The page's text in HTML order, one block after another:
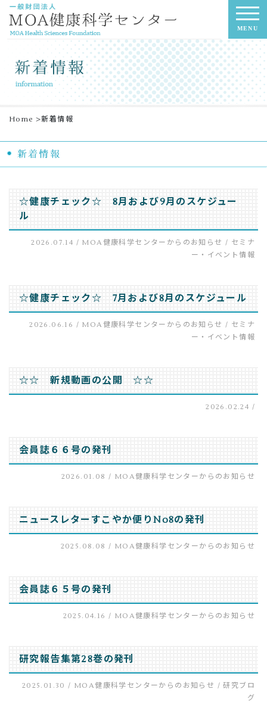
MENU
Home >新着情報
☆健康チェック☆ 8月および9月のスケジュー
ル
2026.07.14 / MOA健康科学センターからのお知らせ / セミナ
ー・イベント情報
☆健康チェック☆ 7月および8月のスケジュール
2026.06.16 / MOA健康科学センターからのお知らせ / セミナ
ー・イベント情報
☆☆ 新規動画の公開 ☆☆
2026.02.24 /
会員誌６６号の発刊
2026.01.08 / MOA健康科学センターからのお知らせ
ニュースレターすこやか便りNo8の発刊
2025.08.08 / MOA健康科学センターからのお知らせ
会員誌６５号の発刊
2025.04.16 / MOA健康科学センターからのお知らせ
研究報告集第28巻の発刊
2025.01.30 / MOA健康科学センターからのお知らせ /研究ブロ
グ